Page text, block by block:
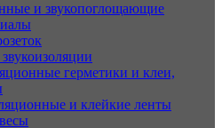
и звукопоглощающие
герметики и клеи,
и клейкие ленты